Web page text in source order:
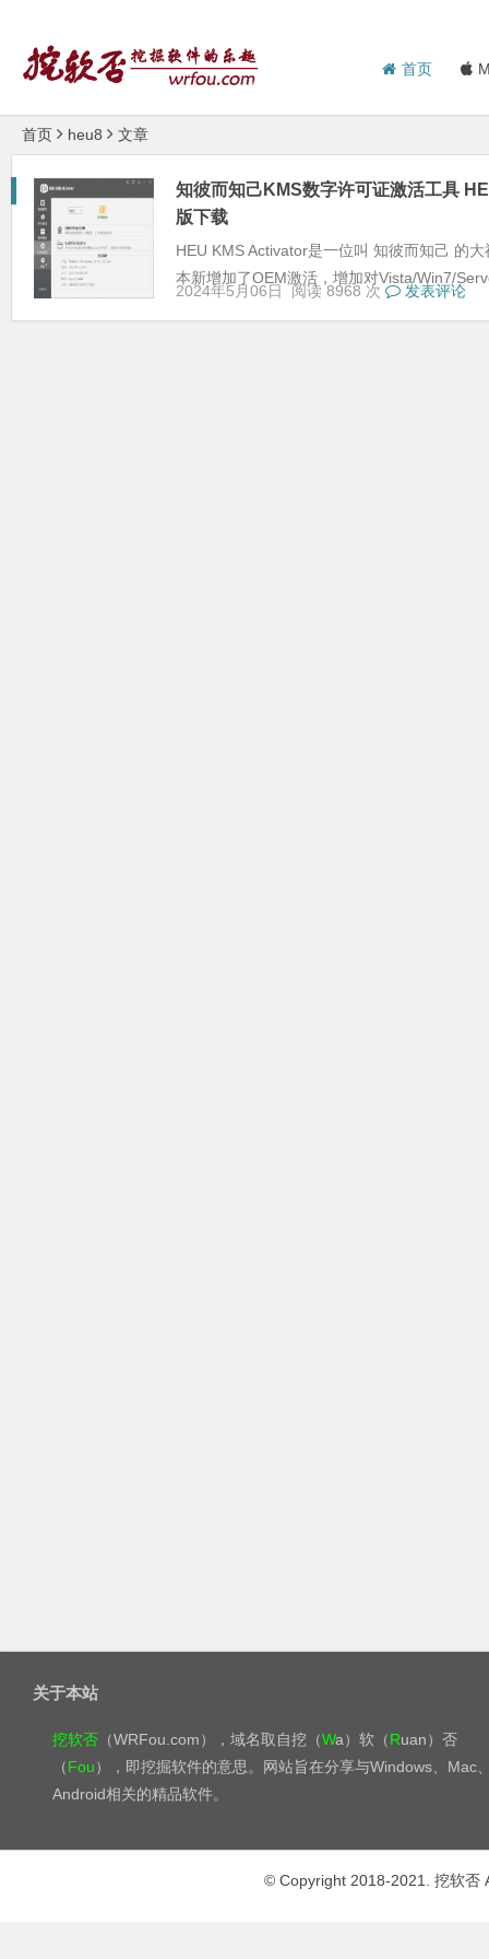
首页
首页 heu8 文章
知彼而知己KMS数字许可证激活工具
版下载
HEU KMS Activator是一位叫 知彼而知己 的
本新增加了OEM激活，增加对Vista/Win7/
2024年5月06日 阅读 8968 次 发表评论
关于本站
挖软否（WRFou.com），域名取自挖（Wa）软（Ruan）否
（Fou），即挖掘软件的意思。网站旨在分享与Windows、Mac
Android相关的精品软件。
© Copyright 2018-2021. 挖软否